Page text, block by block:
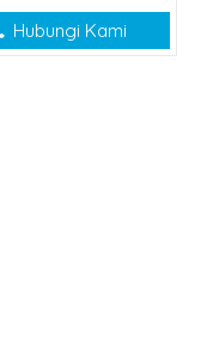
Hubungi Kami